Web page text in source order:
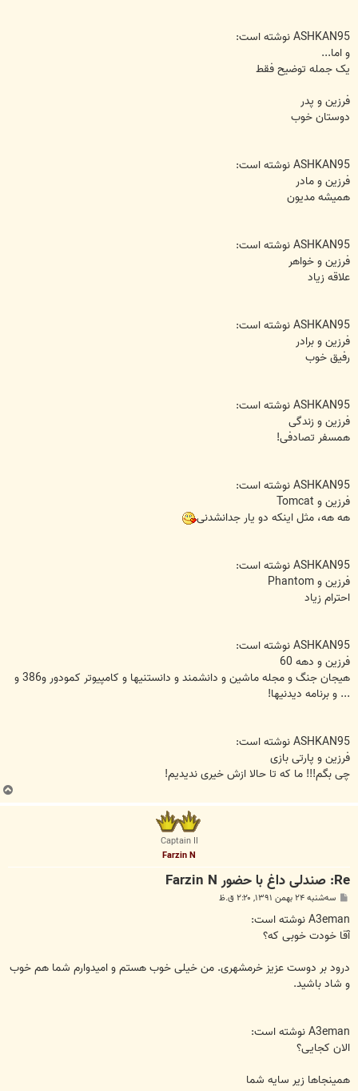
ASHKAN95 نوشته است:
و اما...
یک جمله توضیح فقط
فرزین و پدر
دوستان خوب
ASHKAN95 نوشته است:
فرزین و مادر
همیشه مدیون
ASHKAN95 نوشته است:
فرزین و خواهر
علاقه زیاد
ASHKAN95 نوشته است:
فرزین و برادر
رفیق خوب
ASHKAN95 نوشته است:
فرزین و زندگی
همسفر تصادفی!
ASHKAN95 نوشته است:
فرزین و Tomcat
هه هه، مثل اینکه دو یار جدانشدنی
ASHKAN95 نوشته است:
فرزین و Phantom
احترام زیاد
ASHKAN95 نوشته است:
فرزین و دهه 60
هیجان جنگ و مجله ماشین و دانشمند و دانستنیها و کامپیوتر کمودور و386 و
... و برنامه دیدنیها!
ASHKAN95 نوشته است:
فرزین و پارتی بازی
چی بگم!!! ما که تا حالا ازش خیری ندیدیم!
ب
ا
Captain II
Farzin N
Re: صندلی داغ با حضور Farzin N
پ
ت
سه‌شنبه ۲۴ بهمن ۱۳۹۱, ۲:۲۰ ق.ظ
A3eman نوشته است:
آقا خودت خوبی که؟
درود بر دوست عزیز خرمشهری. من خیلی خوب هستم و امیدوارم شما هم خوب
و شاد باشید.
A3eman نوشته است:
الان کجایی؟
همینجاها زیر سایه شما